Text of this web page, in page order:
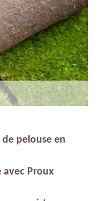
pelouse en
avec Proux